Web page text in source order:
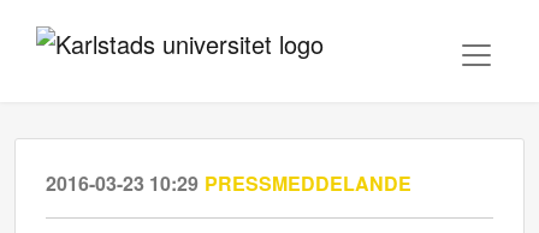
2016-03-23 10:29 PRESSMEDDELANDE